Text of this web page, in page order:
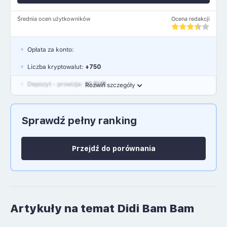
Średnia ocen użytkowników Ocena redakcji
Rozwiń szczegóły
Opłata za konto:
Liczba kryptowalut: +750
Depozyt - prowizja: 10 EUR
Język polski: NIE
Sprawdź pełny ranking
Przejdź do porównania
Artykuły na temat Didi Bam Bam